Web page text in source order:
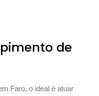
de
Faro, o ideal é atuar